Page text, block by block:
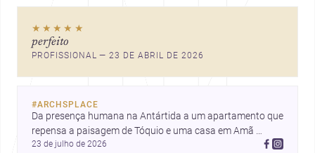
pensar forma, uso e emoção
★★★★★
perfeito
PROFISSIONAL — 23 DE ABRIL DE 2026
#ARCHSPLACE
Da presença humana na Antártida a um apartamento que
repensa a paisagem de Tóquio e uma casa em Amã
integrada ao terreno. Descubra mais inspirações, projetos
23 de julho de 2026